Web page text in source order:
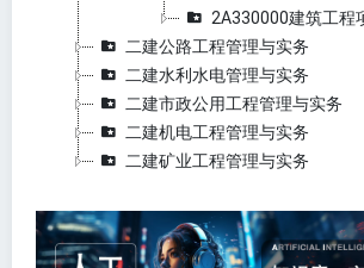
2A330000建筑工程
二建公路工程管理与实务
二建水利水电管理与实务
二建市政公用工程管理与实务
二建机电工程管理与实务
二建矿业工程管理与实务